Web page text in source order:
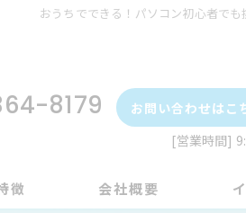
おうちでできる！パソコン初心者で
8179 お問い合わせはこ
[営業時間]
徴 会社概要